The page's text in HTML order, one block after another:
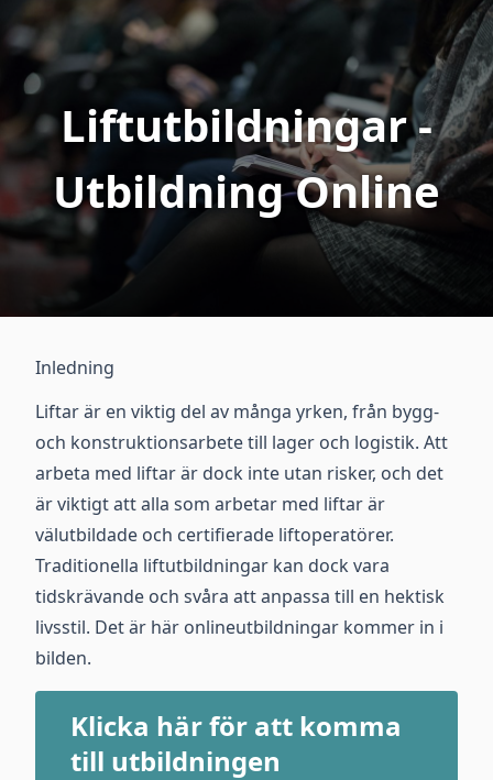
Liftutbildningar -
Utbildning Online
Inledning
Liftar är en viktig del av många yrken, från bygg-
och konstruktionsarbete till lager och logistik. Att
arbeta med liftar är dock inte utan risker, och det
är viktigt att alla som arbetar med liftar är
välutbildade och certifierade liftoperatörer.
Traditionella liftutbildningar kan dock vara
tidskrävande och svåra att anpassa till en hektisk
livsstil. Det är här onlineutbildningar kommer in i
bilden.
Klicka här för att komma
till utbildningen